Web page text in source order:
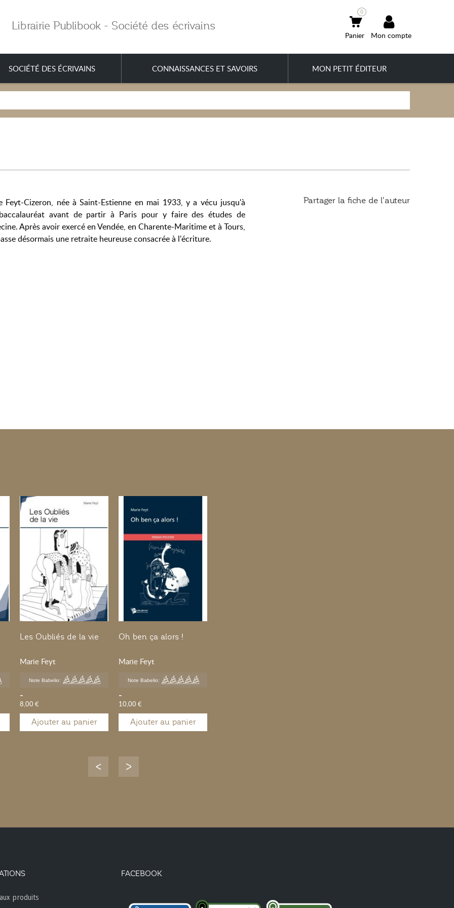
Librairie Publibook - Société des écrivains
Mon compte
0
SOCIÉTÉ DES ÉCRIVAINS CONNAISSANCES ET SAVOIRS MON PETIT ÉDITEUR
Feyt-Cizeron, née à Saint-Estienne en mai 1933, y a vécu jusqu'à
avant de partir à Paris pour y faire des études de
Après avoir exercé en Vendée, en Charente-Maritime et à Tours,
désormais une retraite heureuse consacrée à l'écriture.
Partager la fiche de l'auteur
Les Oubliés de la vie
Marie Feyt
Note Babelio:
-
8,00 €
Ajouter au panier
Oh ben ça alors !
Marie Feyt
Note Babelio:
-
10,00 €
Ajouter au panier
produits
FACEBOOK